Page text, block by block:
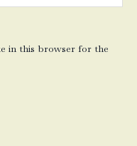
in this browser for the